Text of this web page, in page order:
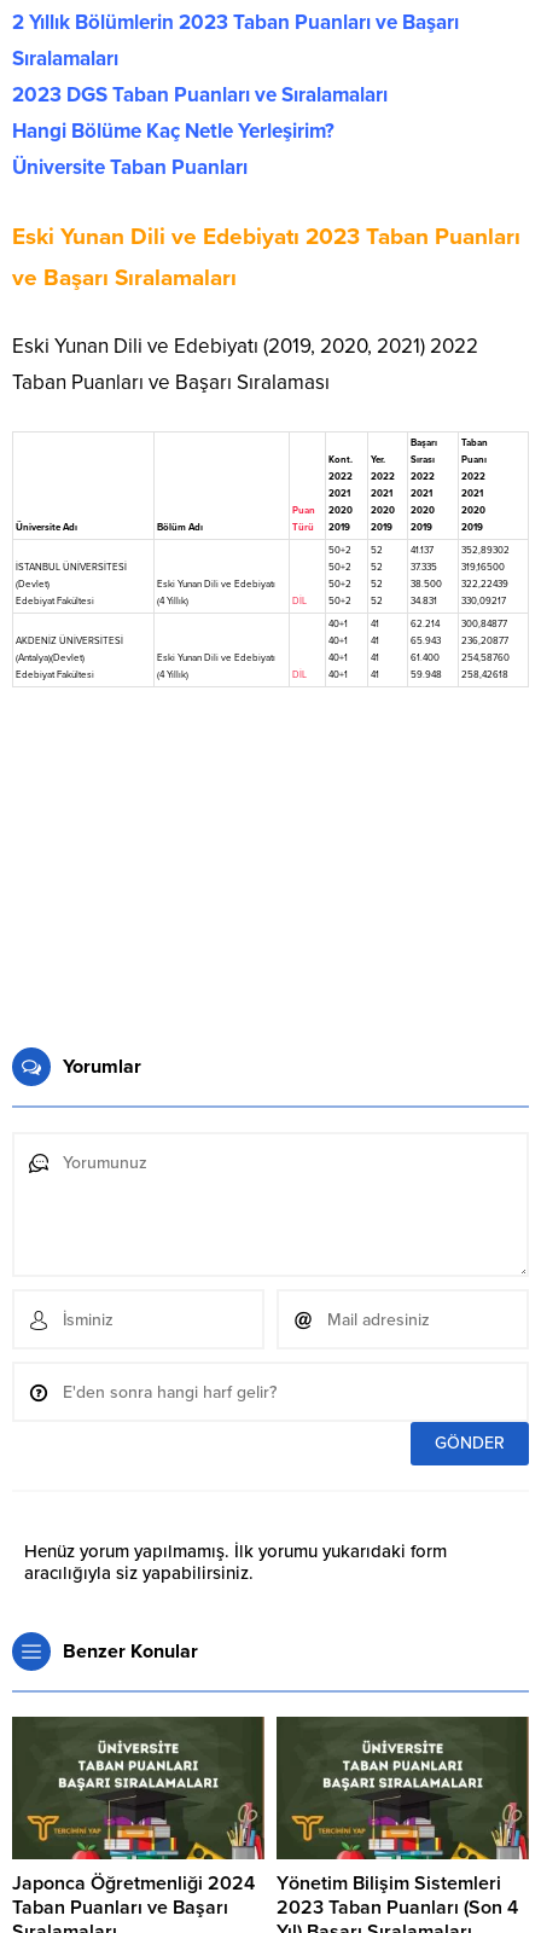
2 Yıllık Bölümlerin 2023 Taban Puanları ve Başarı
Sıralamaları
2023 DGS Taban Puanları ve Sıralamaları
Hangi Bölüme Kaç Netle Yerleşirim?
Üniversite Taban Puanları
Eski Yunan Dili ve Edebiyatı 2023 Taban Puanları
ve Başarı Sıralamaları
Eski Yunan Dili ve Edebiyatı (2019, 2020, 2021) 2022
Taban Puanları ve Başarı Sıralaması
Üniversite Adı Bölüm Adı
Puan
Türü
Kont.
2022
2021
2020
2019
Yer.
2022
2021
2020
2019
Başarı
Sırası
2022
2021
2020
2019
Taban
Puanı
2022
2021
2020
2019
İSTANBUL ÜNİVERSİTESİ
(Devlet)
Edebiyat Fakültesi
Eski Yunan Dili ve Edebiyatı
(4 Yıllık)
DİL
50+2
50+2
50+2
50+2
52
52
52
52
41.137
37.335
38.500
34.831
352,89302
319,16500
322,22439
330,09217
AKDENİZ ÜNİVERSİTESİ
(Antalya)(Devlet)
Edebiyat Fakültesi
Eski Yunan Dili ve Edebiyatı
(4 Yıllık)
DİL
40+1
40+1
40+1
40+1
41
41
41
41
62.214
65.943
61.400
59.948
300,84877
236,20877
254,58760
258,42618
Yorumlar
Henüz yorum yapılmamış. İlk yorumu yukarıdaki form
aracılığıyla siz yapabilirsiniz.
Benzer Konular
Japonca Öğretmenliği 2024
Taban Puanları ve Başarı
Yönetim Bilişim Sistemleri
2023 Taban Puanları (Son 4